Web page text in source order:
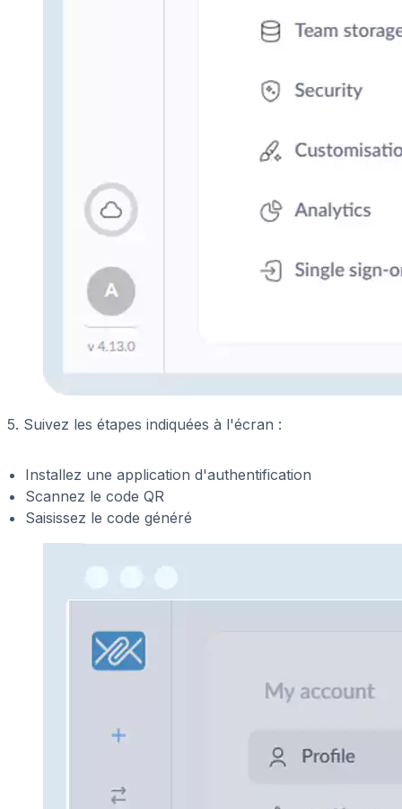
5. Suivez les étapes indiquées à l'écran :
Installez une application d'authentification
Scannez le code QR
Saisissez le code généré